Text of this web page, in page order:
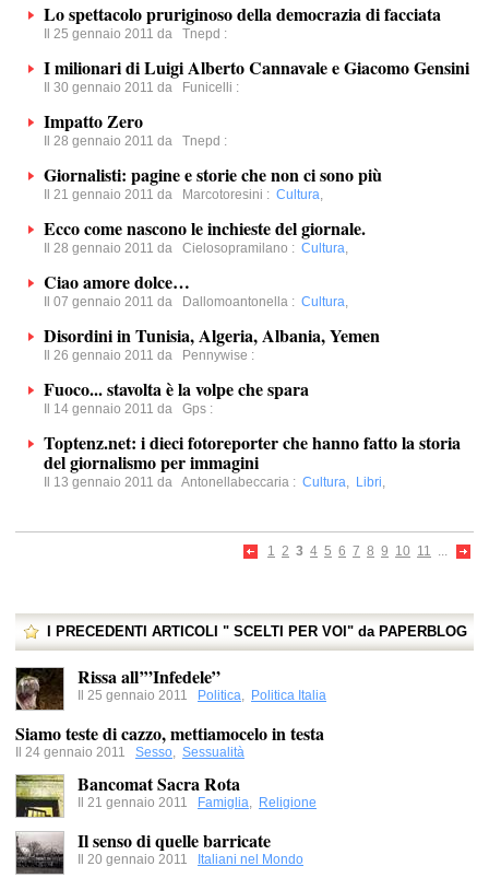
Lo spettacolo pruriginoso della democrazia di facciata
Il 25 gennaio 2011 da Tnepd :
I milionari di Luigi Alberto Cannavale e Giacomo Gensini
Il 30 gennaio 2011 da Funicelli :
Impatto Zero
Il 28 gennaio 2011 da Tnepd :
Giornalisti: pagine e storie che non ci sono più
Il 21 gennaio 2011 da Marcotoresini : Cultura,
Ecco come nascono le inchieste del giornale.
Il 28 gennaio 2011 da Cielosopramilano : Cultura,
Ciao amore dolce…
Il 07 gennaio 2011 da Dallomoantonella : Cultura,
Disordini in Tunisia, Algeria, Albania, Yemen
Il 26 gennaio 2011 da Pennywise :
Fuoco... stavolta è la volpe che spara
Il 14 gennaio 2011 da Gps :
Toptenz.net: i dieci fotoreporter che hanno fatto la storia
del giornalismo per immagini
Il 13 gennaio 2011 da Antonellabeccaria : Cultura, Libri,
1 2 3 4 5 6 7 8 9 10 11 ...
I PRECEDENTI ARTICOLI " SCELTI PER VOI" da PAPERBLOG
Rissa all’”Infedele”
Il 25 gennaio 2011 Politica, Politica Italia
Siamo teste di cazzo, mettiamocelo in testa
Il 24 gennaio 2011 Sesso, Sessualità
Bancomat Sacra Rota
Il 21 gennaio 2011 Famiglia, Religione
Il senso di quelle barricate
Il 20 gennaio 2011 Italiani nel Mondo